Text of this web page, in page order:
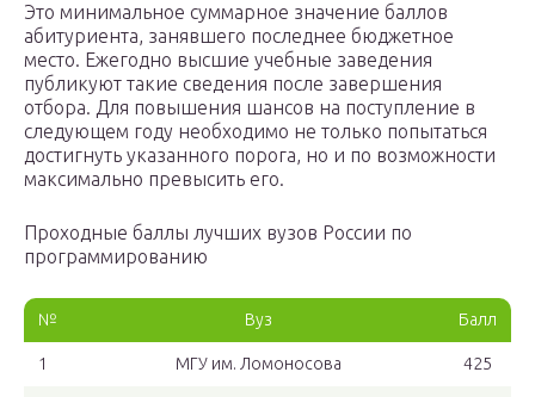
Это минимальное суммарное значение баллов
абитуриента, занявшего последнее бюджетное
место. Ежегодно высшие учебные заведения
публикуют такие сведения после завершения
отбора. Для повышения шансов на поступление в
следующем году необходимо не только попытаться
достигнуть указанного порога, но и по возможности
максимально превысить его.
Проходные баллы лучших вузов России по
программированию
№ Вуз Балл
1 МГУ им. Ломоносова 425